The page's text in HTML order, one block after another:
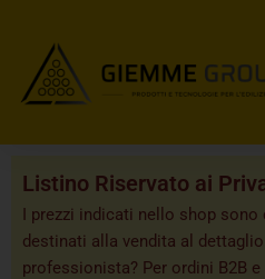
Listino Riservato ai
I prezzi indicati nello shop sono
destinati alla vendita al
professionista? Per ordini B2B